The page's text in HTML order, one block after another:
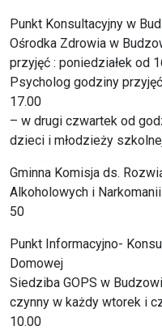
Punkt Konsultacyjny w
Ośrodka Zdrowia w
przyjęć : poniedziałek od
Psycholog godziny
17.00
– w drugi czwartek od
dzieci i młodzieży
Gminna Komisja ds.
Alkoholowych i
50
Punkt Informacyjno-
Domowej
Siedziba GOPS w
czynny w każdy wtorek i
10.00